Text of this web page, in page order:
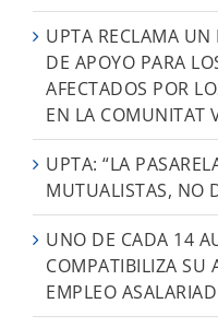
UPTA RECLAMA UN
DE APOYO PARA
AFECTADOS POR
EN LA COMUNITAT
UPTA: “LA
MUTUALISTAS, NO
UNO DE CADA 14
COMPATIBILIZA SU
EMPLEO